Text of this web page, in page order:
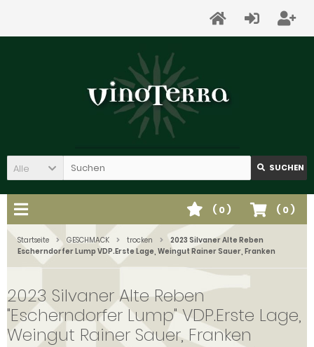
Alle SUCHEN
( 0)
( 0)
Startseite GESCHMACK trocken
2023 Silvaner Alte Reben
Escherndorfer Lump VDP.Erste Lage, Weingut Rainer Sauer, Franken
2023 Silvaner Alte Reben
"Escherndorfer Lump" VDP.Erste Lage,
Weingut Rainer Sauer, Franken